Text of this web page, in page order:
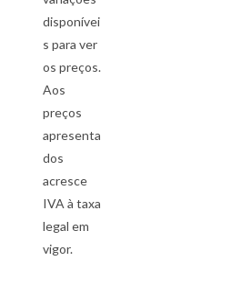
disponívei
s para ver
os preços.
Aos
preços
apresenta
dos
acresce
IVA à taxa
legal em
vigor.